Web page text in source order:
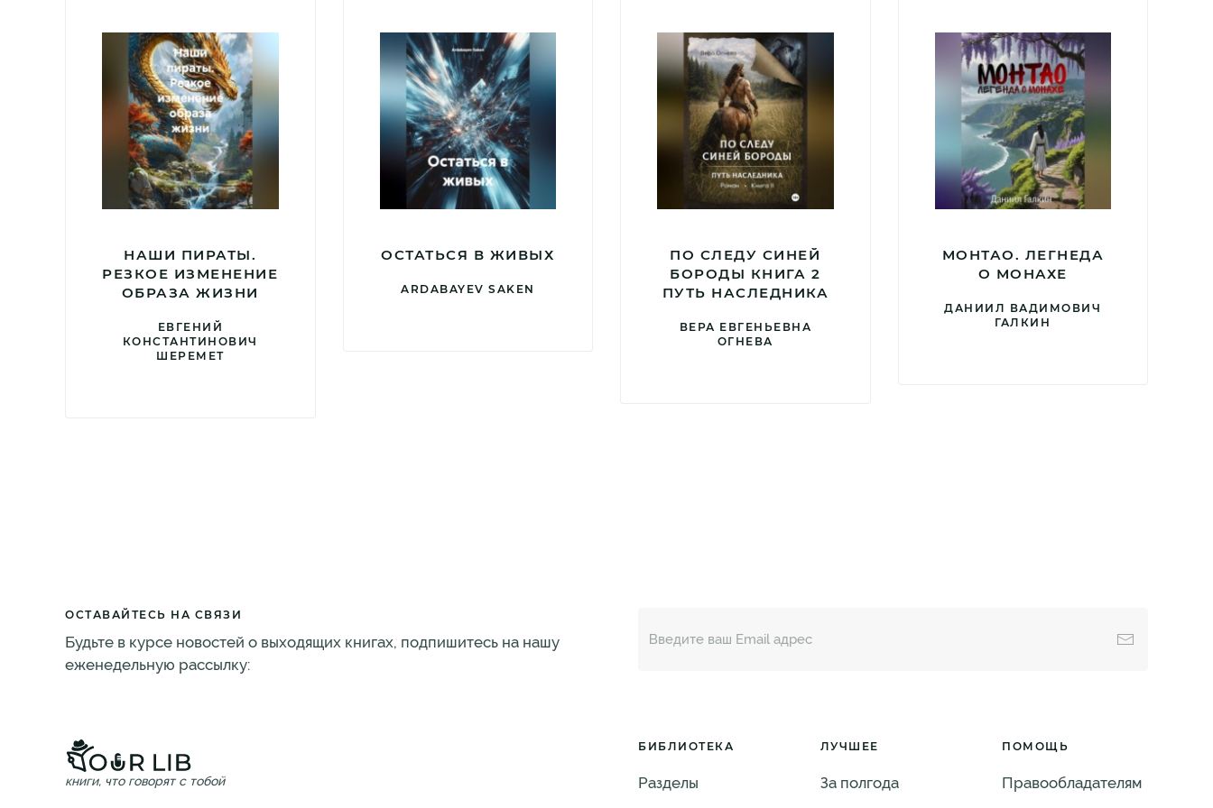
НАШИ ПИРАТЫ.
РЕЗКОЕ ИЗМЕНЕНИЕ
ОБРАЗА ЖИЗНИ
ЕВГЕНИЙ
КОНСТАНТИНОВИЧ
ШЕРЕМЕТ
ОСТАТЬСЯ В ЖИВЫХ
ARDABAYEV SAKEN
ПО СЛЕДУ СИНЕЙ
БОРОДЫ КНИГА 2
ПУТЬ НАСЛЕДНИКА
ВЕРА ЕВГЕНЬЕВНА
ОГНЕВА
МОНТАО. ЛЕГНЕДА
О МОНАХЕ
ДАНИИЛ ВАДИМОВИЧ
ГАЛКИН
ОСТАВАЙТЕСЬ НА СВЯЗИ
Будьте в курсе новостей о выходящих книгах, подпишитесь на нашу
еженедельную рассылку:
книги, что говорят с тобой
БИБЛИОТЕКА
Разделы
ЛУЧШЕЕ
За полгода
ПОМОЩЬ
Правообладателям